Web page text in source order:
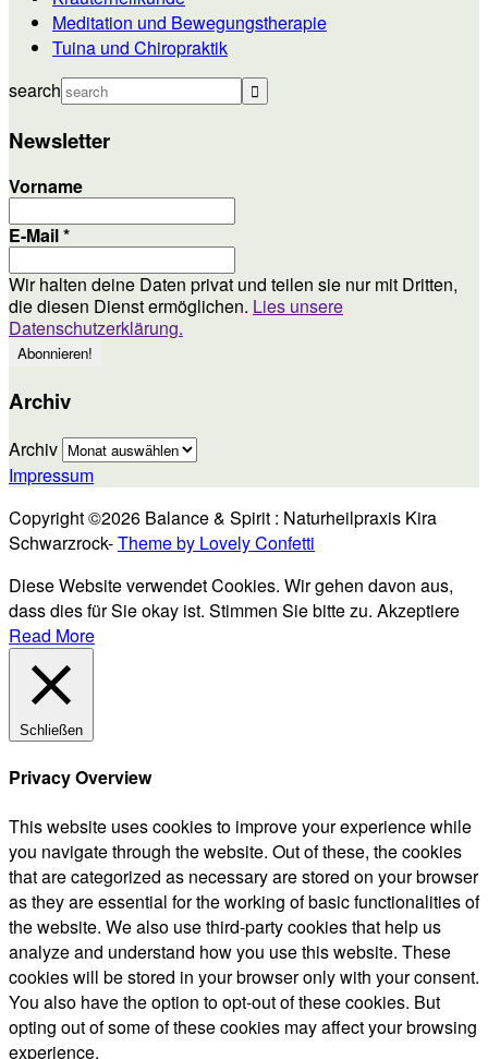
Meditation und Bewegungstherapie
Tuina und Chiropraktik
search
Newsletter
Vorname
E-Mail*
Wir halten deine Daten privat und teilen sie nur mit Dritten,
die diesen Dienst ermöglichen. Lies unsere
Datenschutzerklärung.
Archiv
Archiv
Impressum
Copyright ©2026 Balance & Spirit : Naturheilpraxis Kira
Schwarzrock-Theme by Lovely Confetti
Diese Website verwendet Cookies. Wir gehen davon aus,
dass dies für Sie okay ist. Stimmen Sie bitte zu. Akzeptiere
Read More
Schließen
Privacy Overview
This website uses cookies to improve your experience while
you navigate through the website. Out of these, the cookies
that are categorized as necessary are stored on your browser
as they are essential for the working of basic functionalities of
the website. We also use third-party cookies that help us
analyze and understand how you use this website. These
cookies will be stored in your browser only with your consent.
You also have the option to opt-out of these cookies. But
opting out of some of these cookies may affect your browsing
experience.